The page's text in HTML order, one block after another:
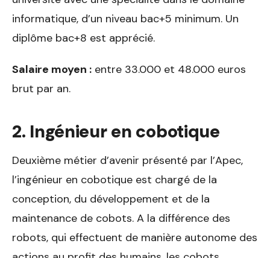
informatique, d’un niveau bac+5 minimum. Un
diplôme bac+8 est apprécié.
Salaire moyen : entre 33.000 et 48.000 euros
brut par an.
2. Ingénieur en cobotique
Deuxième métier d’avenir présenté par l’Apec,
l’ingénieur en cobotique est chargé de la
conception, du développement et de la
maintenance de cobots. A la différence des
robots, qui effectuent de manière autonome des